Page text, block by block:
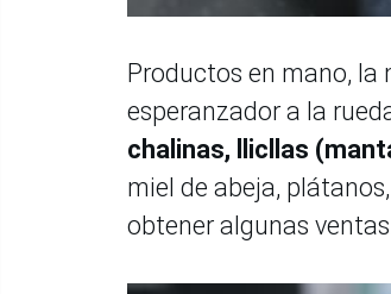
Productos en mano, la
esperanzador a la
chalinas, llicllas
miel de abeja,
obtener algunas